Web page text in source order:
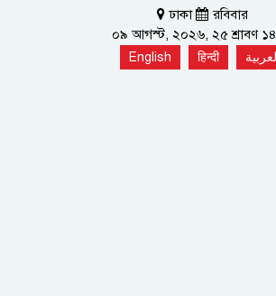
ঢাকা
রবিবার
০৯ আগস্ট, ২০২৬, ২৫ শ্রাবণ
English हिन्दी